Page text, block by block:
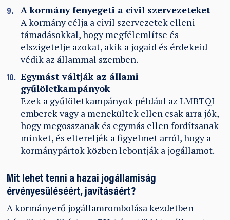
A kormány fenyegeti a civil szervezeteket
A kormány célja a civil szervezetek elleni
támadásokkal, hogy megfélemlítse és
elszigetelje azokat, akik a jogaid és érdekeid
védik az állammal szemben.
Egymást váltják az állami
gyűlöletkampányok
Ezek a gyűlöletkampányok például az LMBTQI
emberek vagy a menekültek ellen csak arra jók,
hogy megosszanak és egymás ellen fordítsanak
minket, és eltereljék a figyelmet arról, hogy a
kormánypártok közben lebontják a jogállamot.
Mit lehet tenni a hazai jogállamiság
érvényesüléséért, javításáért?
A kormányerő jogállamrombolása kezdetben